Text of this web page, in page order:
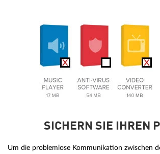
SICHERN SIE IHREN
Um die problemlose Kommunikation zwischen